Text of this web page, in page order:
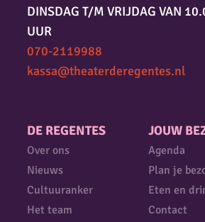
DE REGENTES
Over ons
Nieuws
Cultuuranker
Het team
JOUW
Agenda
Plan je
Eten en
Contact
DINSDAG T/M VRIJDAG VAN
UUR
070-2119988
kassa@theaterderegentes.nl